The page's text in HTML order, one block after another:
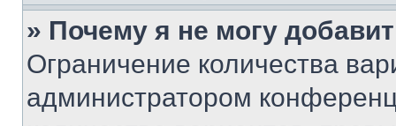
» Почему я не могу
Ограничение количества
администратором